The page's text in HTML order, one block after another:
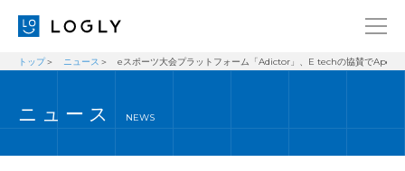
経営理念
トップ ニュース eスポーツ大会プラットフォーム「Adictor」、E techの協賛でApex
ニュース NEWS